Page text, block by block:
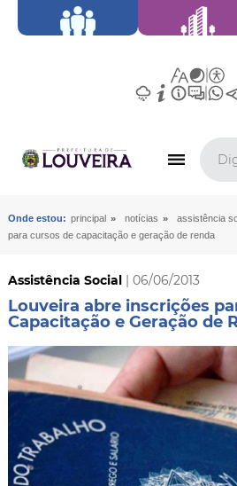
Onde estou: principal » notícias » assistência
para cursos de capacitação e geração de renda
Assistência Social| 06/06/2013
Louveira abre inscrições
Capacitação e Geração de